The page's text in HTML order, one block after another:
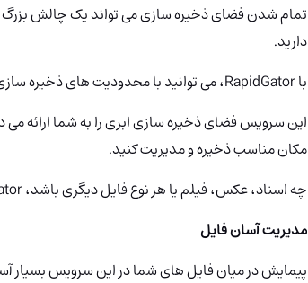
تمام شدن فضای ذخیره سازی می تواند یک چالش بزرگ
دارید.
با RapidGator، می توانید با محدودیت های ذخیره سازی خداحافظی کنید.
این سرویس فضای ذخیره سازی ابری را به شما ارائه
مکان مناسب ذخیره و مدیریت کنید.
چه اسناد، عکس، فیلم یا هر نوع فایل دیگری باشد، RapidGator شما را تحت پوشش خود قرار داده است.
مدیریت آسان فایل
پیمایش در میان فایل های شما در این سرویس بسیار